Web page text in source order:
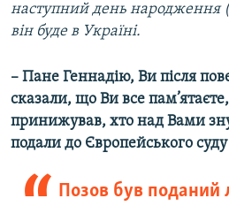
наступний день народження
він буде в Україні.
– Пане Геннадію, Ви після
сказали, що Ви все
принижував, хто над Вами
подали до Європейського
Позов був поданий